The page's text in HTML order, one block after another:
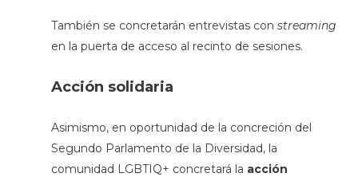
También se concretarán entrevistas con streaming
en la puerta de acceso al recinto de sesiones.
Acción solidaria
Asimismo, en oportunidad de la concreción del
Segundo Parlamento de la Diversidad, la
comunidad LGBTIQ+ concretará la acción